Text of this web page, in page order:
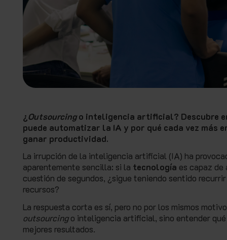
¿ Outsourcingo inteligencia artificial? Descubre
puede automatizar la IA y por qué cada vez más
ganar productividad.
La irrupción de la inteligencia artificial (IA) ha
aparentemente sencilla: si la tecnología es capaz
cuestión de segundos, ¿sigue teniendo sentido
recursos?
La respuesta corta es sí, pero no por los mismos
outsourcingo inteligencia artificial, sino entender
mejores resultados.